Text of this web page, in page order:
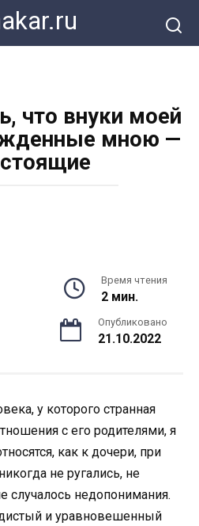
что внуки моей
мною —
Время чтения
2 мин.
Опубликовано
21.10.2022
у которого странная
с его родителями, я
как к дочери, при
не ругались, не
случалось недопонимания.
и уравновешенный